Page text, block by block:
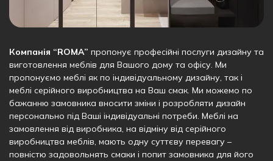
Компанія “ROMA” пропонує професійні послуги дизайну та
виготовлення меблів для Вашого дому та офісу. Ми
пропонуємо меблі як по індивідуальному дизайну, так і
меблі серійного виробництва на Ваш смак. Ми можемо по
бажанню замовника вносити зміни і розробляти дизайн
персонально під Ваші індивідуальні потреби. Меблі на
замовлення від виробника, на відміну від серійного
виробництва меблів, мають одну суттєву перевагу –
повністю задовольнять смаки і попит замовника для його